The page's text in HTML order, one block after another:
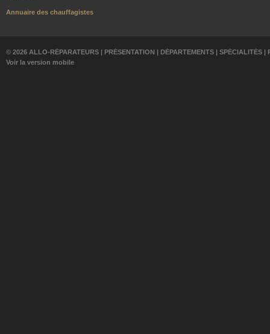
Annuaire des chauffagistes
© 2026 ALLO-RÉPARATEURS | PRÉSENTATION | DÉPARTEMENTS | SPÉCIALITÉS |
Voir la version mobile